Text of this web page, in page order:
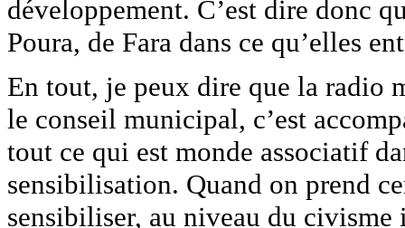
développement. C’est dire donc
Poura, de Fara dans ce qu’elles
En tout, je peux dire que la radio
le conseil municipal, c’est
tout ce qui est monde associatif
sensibilisation. Quand on prend
sensibiliser, au niveau du civisme